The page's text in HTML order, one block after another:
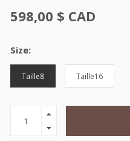
598,00 $ CAD
Size:
Taille8 Taille16